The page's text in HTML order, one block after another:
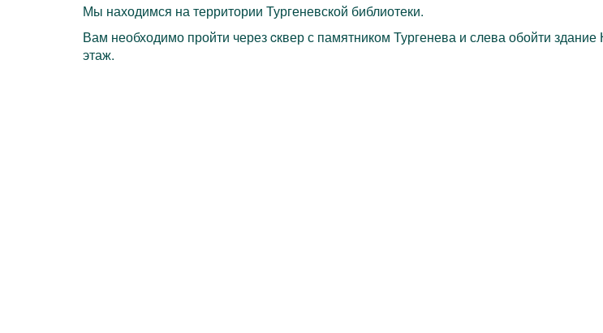
Мы находимся на территории Тургеневской библиотеки.
Вам необходимо пройти через cквер с памятником Тургенева и слева обойти
этаж.